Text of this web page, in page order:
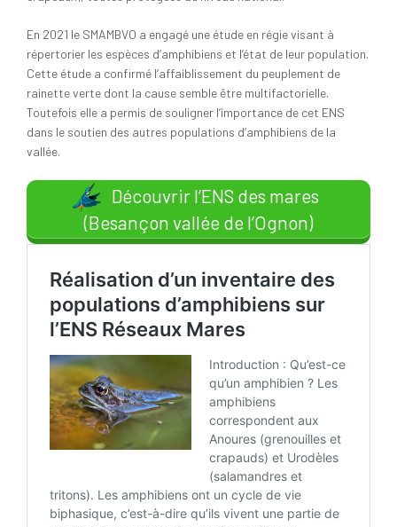
En 2021 le SMAMBVO a engagé une étude en régie visant à
répertorier les espèces d’amphibiens et l’état de leur population.
Cette étude a confirmé l’affaiblissement du peuplement de
rainette verte dont la cause semble être multifactorielle.
Toutefois elle a permis de souligner l’importance de cet ENS
dans le soutien des autres populations d’amphibiens de la
vallée.
Découvrir l’ENS des mares
(Besançon vallée de l’Ognon)